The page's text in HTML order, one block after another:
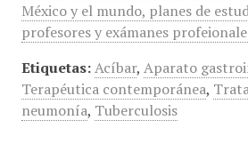
México y el mundo, planes de
profesores y exámanes
Etiquetas: Acíbar, Aparato
Terapéutica contemporánea,
neumonía, Tuberculosis